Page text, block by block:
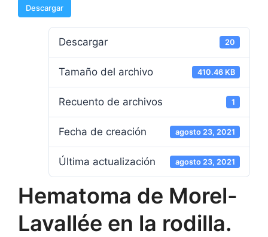
Descargar
Descargar 20
Tamaño del archivo 410.46 KB
Recuento de archivos 1
Fecha de creación agosto 23, 2021
Última actualización agosto 23, 2021
Hematoma de Morel-
Lavallée en la rodilla.